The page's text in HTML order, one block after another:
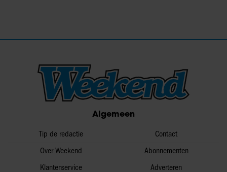
Algemeen
Tip de redactie
Over Weekend
Klantenservice
Contact
Abonnementen
Adverteren